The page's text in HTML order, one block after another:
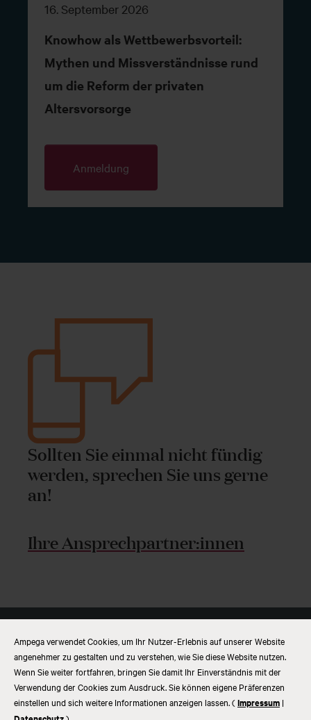
16. September 2026
Knowhow als Wettbewerbsvorteil:
Mythen und Missverständnisse rund
um die Reform der privaten
Altersvorsorge
Anmeldung
Sollten Sie einmal nicht fündig
werden, sprechen Sie uns gerne
an!
Ihre Ansprechpartner:innen
Imprint
Data privacy
Disclaimer
Whistleblower system
Ampega verwendet Cookies, um Ihr Nutzer-Erlebnis auf unserer Website
angenehmer zu gestalten und zu verstehen, wie Sie diese Website nutzen.
Wenn Sie weiter fortfahren, bringen Sie damit Ihr Einverständnis mit der
Verwendung der Cookies zum Ausdruck. Sie können eigene Präferenzen
einstellen und sich weitere Informationen anzeigen lassen. (Impressum |